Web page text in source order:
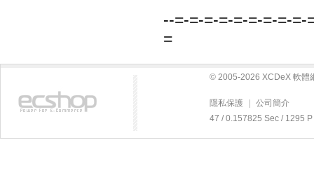
--=-=-=-=-=-=-=-=-=-
=
© 2005-2026 XCDeX 軟體
隱私保護
公司簡介
47 / 0.157825 Sec / 1295